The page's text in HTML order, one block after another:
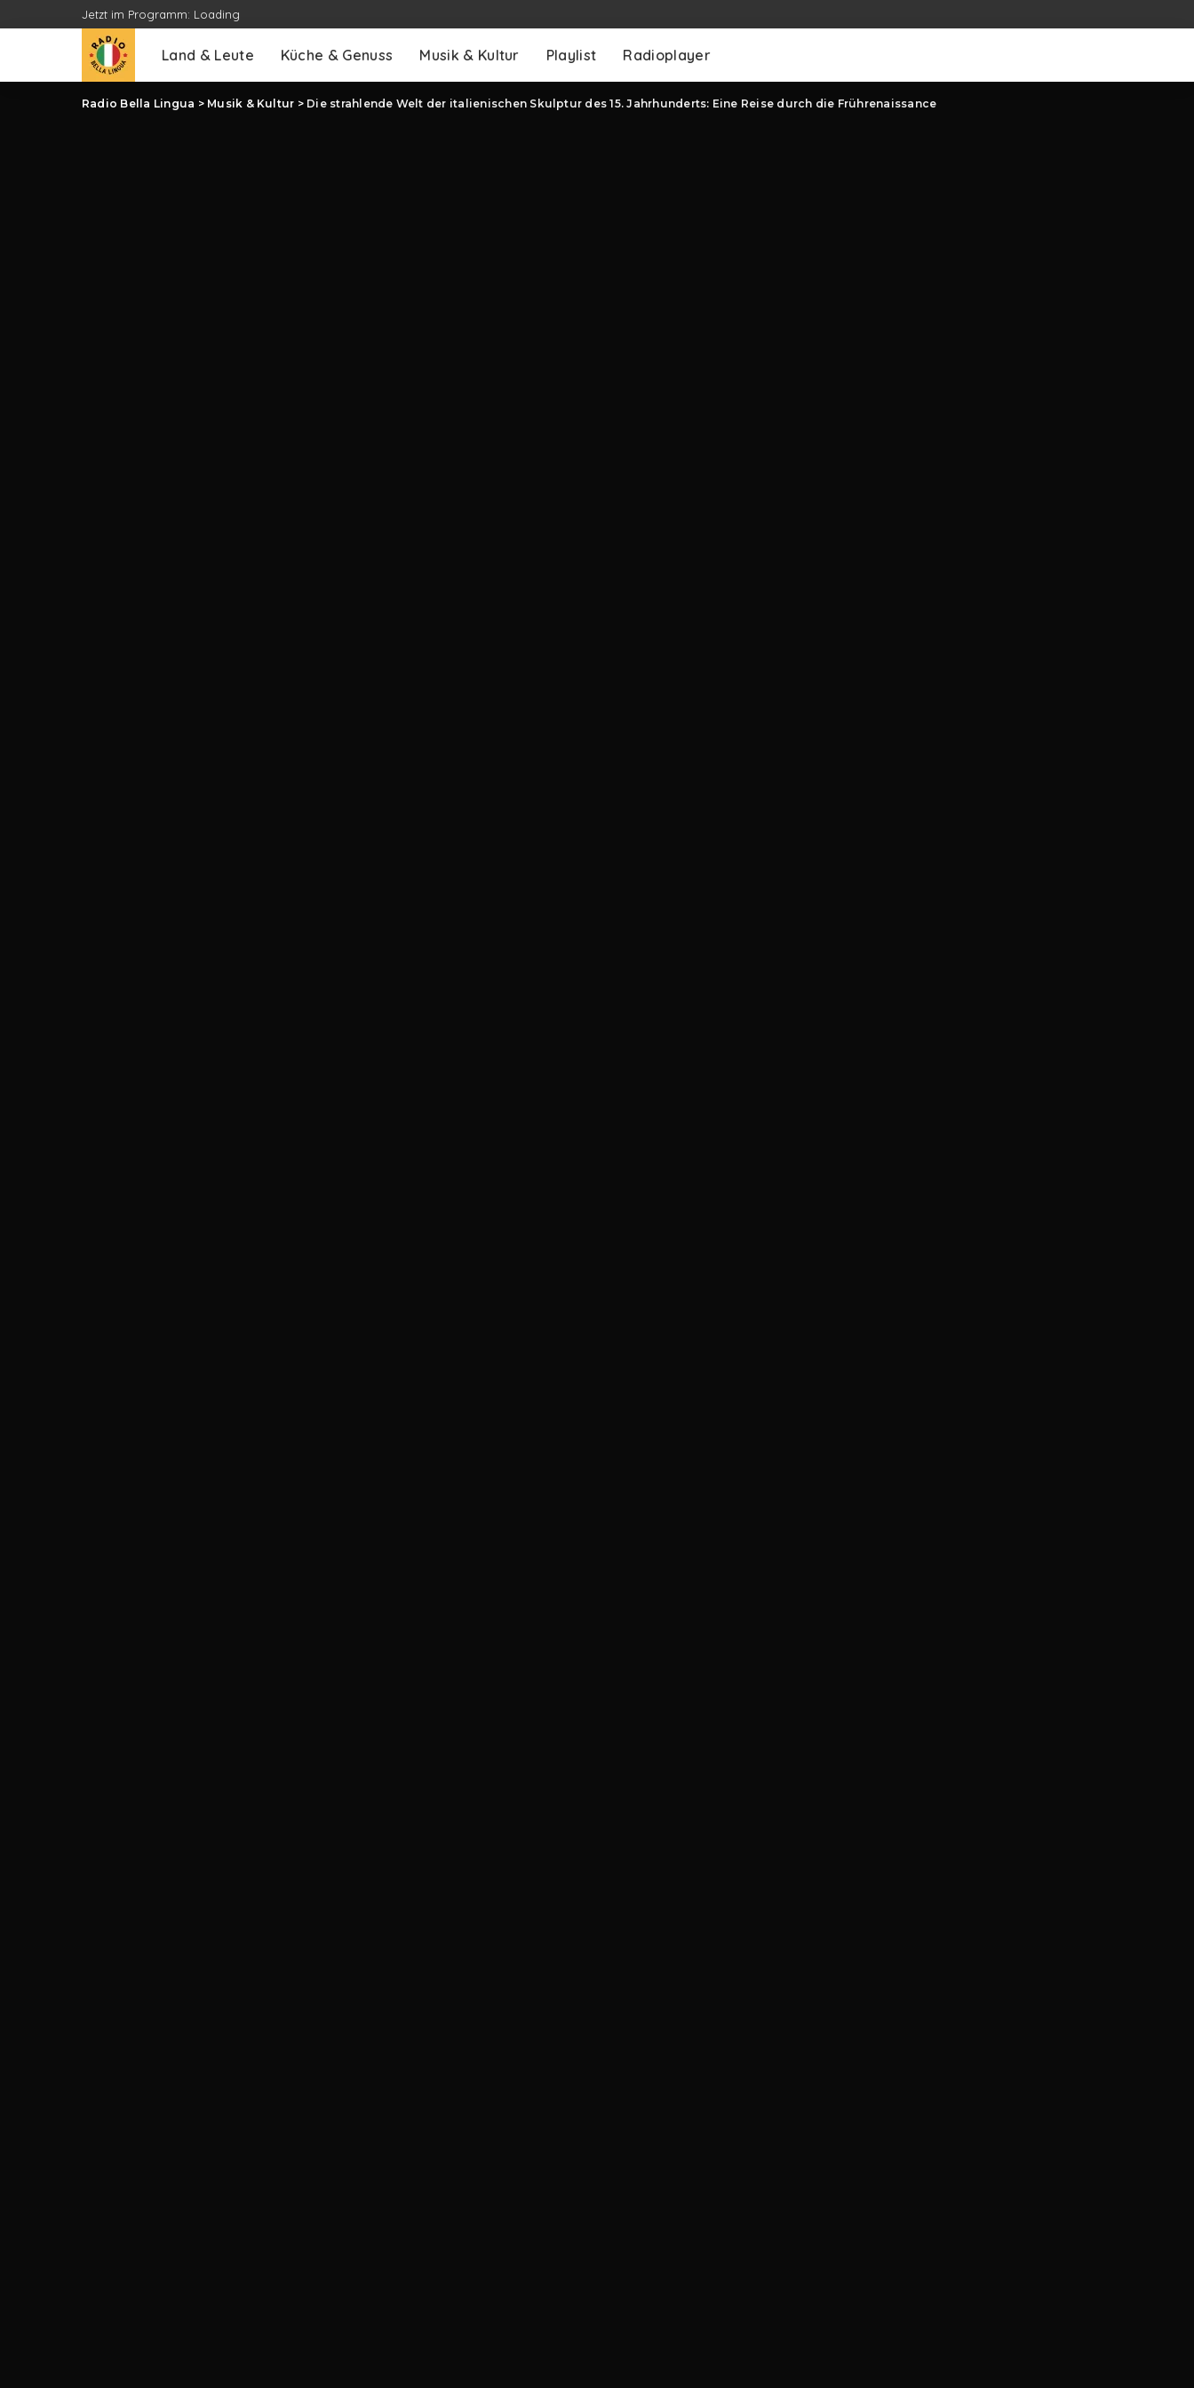
Jetzt im Programm: Loading
Land & Leute Küche & Genuss Musik & Kultur Playlist Radioplayer
Radio Bella Lingua > Musik & Kultur > Die strahlende Welt der italienischen Skulptur des 15. Jahrhunderts: Eine Reise durch die Frührenaissance